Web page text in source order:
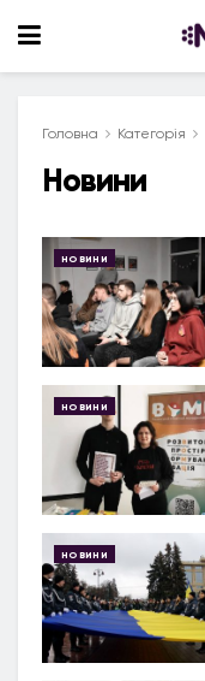
Головна Категорія
Новини
НОВИНИ
НОВИНИ
НОВИНИ